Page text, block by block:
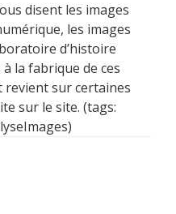
disent les images
les images
d’histoire
la fabrique de ces
revient sur certaines
sur le site. (tags: